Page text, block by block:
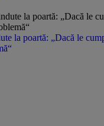
la poartă: „Dacă le